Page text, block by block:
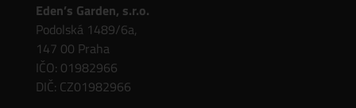
Eden’s Garden, s.r.o.
Podolská 1489/6a,
147 00 Praha
IČO: 01982966
DIČ: CZ01982966